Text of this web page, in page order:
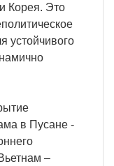
Корея. Это
устойчивого
в Пусане -
–